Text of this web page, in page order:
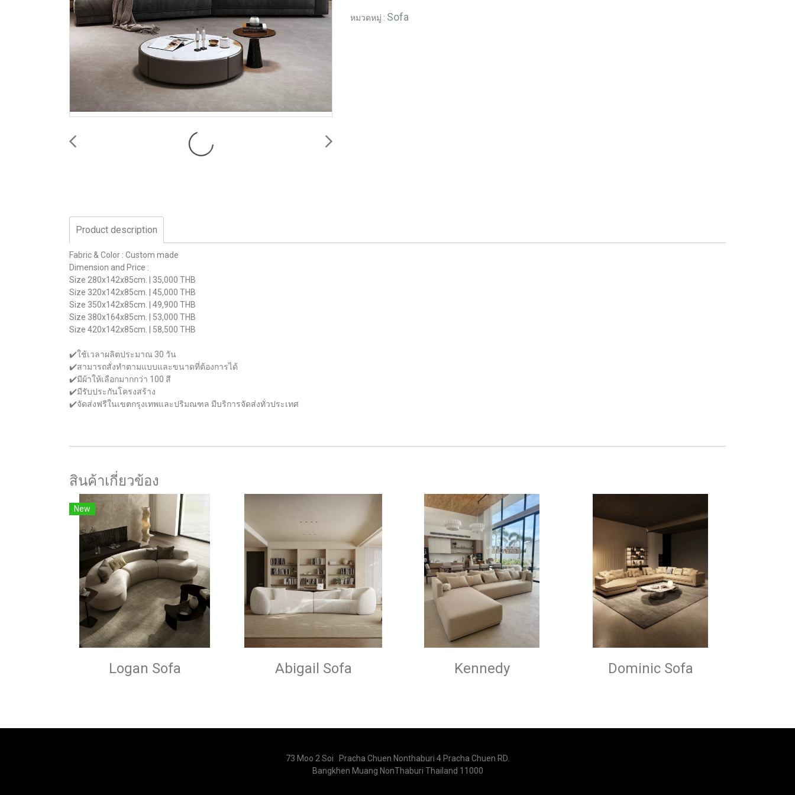
หมวดหมู่ : Sofa
Product description
Fabric & Color : Custom made
Dimension and Price :
Size 280x142x85cm. | 35,000 THB
Size 320x142x85cm. | 45,000 THB
Size 350x142x85cm. | 49,900 THB
Size 380x164x85cm. | 53,000 THB
Size 420x142x85cm. | 58,500 THB
✔️ใช้เวลาผลิตประมาณ 30 วัน
✔️สามารถสั่งทำตามแบบและขนาดที่ต้องการได้
✔️มีผ้าให้เลือกมากกว่า 100 สี
✔️มีรับประกันโครงสร้าง
✔️จัดส่งฟรีในเขตกรุงเทพและปริมณฑล มีบริการจัดส่งทั่วประเทศ
สินค้าเกี่ยวข้อง
New
Logan Sofa Abigail Sofa Kennedy Dominic Sofa
73 Moo 2 Soi Pracha Chuen Nonthaburi 4 Pracha Chuen RD.
Bangkhen Muang NonThaburi Thailand 11000